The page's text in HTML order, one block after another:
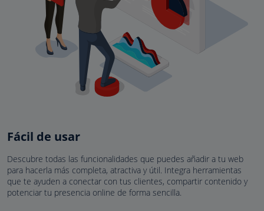
Fácil de usar
Descubre todas las funcionalidades que puedes añadir a tu web
para hacerla más completa, atractiva y útil. Integra herramientas
que te ayuden a conectar con tus clientes, compartir contenido y
potenciar tu presencia online de forma sencilla.